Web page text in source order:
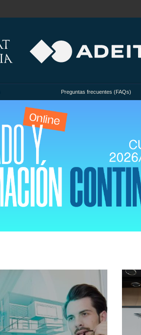
Preguntas frecuentes (FAQs)